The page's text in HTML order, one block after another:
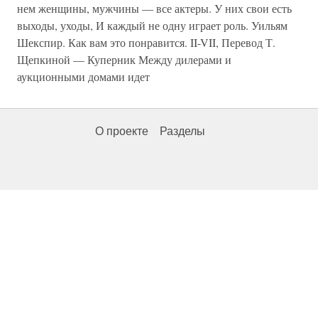
нем женщины, мужчины — все актеры. У них свои есть
выходы, уходы, И каждый не одну играет роль. Уильям
Шекспир. Как вам это понравится. II-VII, Перевод Т.
Щепкиной — Куперник Между дилерами и
аукционными домами идет
О проекте Разделы